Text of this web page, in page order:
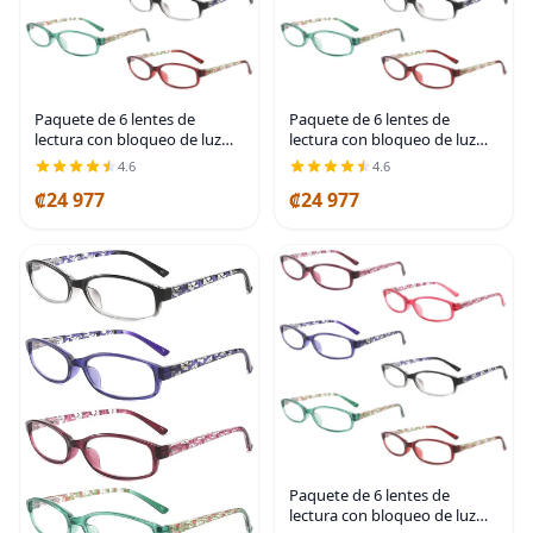
Paquete de 6 lentes de
lectura con bloqueo de luz
azul, lectores de bisagra de
patrón impreso, anteojos UV
4.6
₡24 977
Paquete de 6 lentes de
lectura con bloqueo de luz
azul, lectores de bisagra de
patrón impreso, anteojos UV
4.6
₡24 977
Paquete de 6 lentes de
lectura con bloqueo de luz